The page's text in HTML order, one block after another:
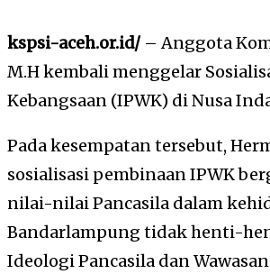
kspsi-aceh.or.id/– Anggota
M.H kembali menggelar
Kebangsaan (IPWK) di Nusa
Pada kesempatan tersebut,
sosialisasi pembinaan IPWK
nilai-nilai Pancasila dalam
Bandarlampung tidak henti-
Ideologi Pancasila dan